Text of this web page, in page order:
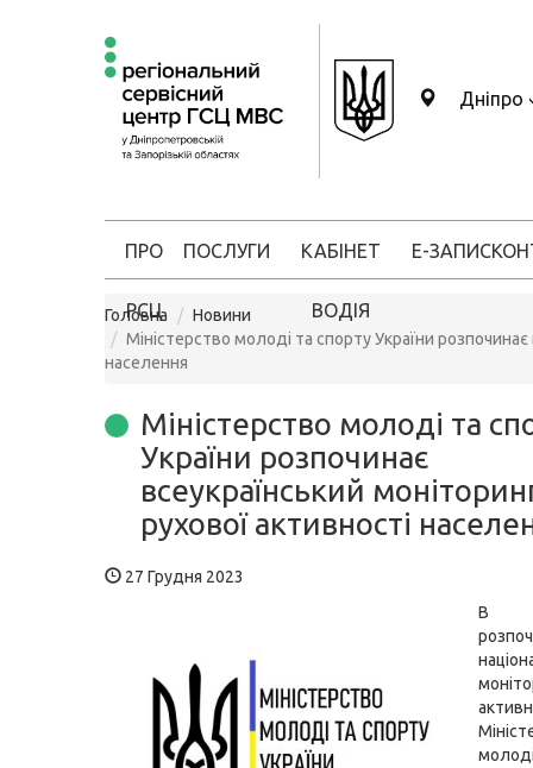
Дніпро
ПРО
РСЦ
ПОСЛУГИ КАБІНЕТ
ВОДІЯ
Е-ЗАПИС
Головна
Новини
Міністерство молоді та спорту України
населення
Міністерство молоді та
України розпочинає
всеукраїнський
рухової активності
27 Грудня 2023
В